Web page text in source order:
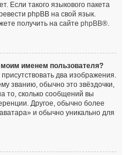
Если такого языкового пакета
phpBB на свой язык.
получить на сайте phpBB®.
именем пользователя?
два изображения.
званию, обычно это звёздочки,
то, сколько сообщений вы
Другое, обычно более
и обычно уникально для